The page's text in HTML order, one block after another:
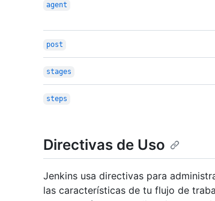
agent
post
stages
steps
Directivas de Uso
Jenkins usa directivas para
las características de tu flujo de